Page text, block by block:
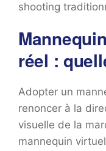
shooting
réel :
Adopter un
renoncer à la
visuelle de la
mannequin